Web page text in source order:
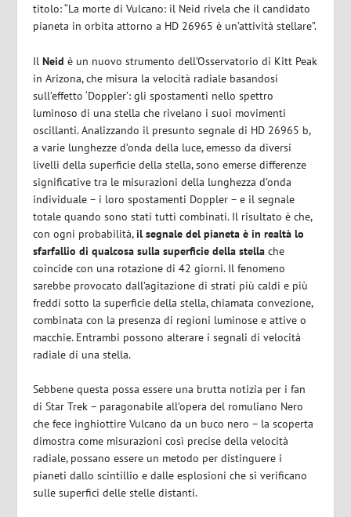
titolo: “La morte di Vulcano: il Neid rivela che il candidato
pianeta in orbita attorno a HD 26965 è un’attività stellare”.
IlNeid è un nuovo strumento dell’Osservatorio di Kitt Peak
in Arizona, che misura la velocità radiale basandosi
sull’effetto ‘Doppler’: gli spostamenti nello spettro
luminoso di una stella che rivelano i suoi movimenti
oscillanti. Analizzando il presunto segnale di HD 26965 b,
a varie lunghezze d’onda della luce, emesso da diversi
livelli della superficie della stella, sono emerse differenze
significative tra le misurazioni della lunghezza d’onda
individuale – i loro spostamenti Doppler – e il segnale
totale quando sono stati tutti combinati. Il risultato è che,
con ogni probabilità,il segnale del pianeta è in realtà lo
sfarfallio di qualcosa sulla superficie della stella che
coincide con una rotazione di 42 giorni. Il fenomeno
sarebbe provocato dall’agitazione di strati più caldi e più
freddi sotto la superficie della stella, chiamata convezione,
combinata con la presenza di regioni luminose e attive o
macchie. Entrambi possono alterare i segnali di velocità
radiale di una stella.
Sebbene questa possa essere una brutta notizia per i fan
di Star Trek – paragonabile all’opera del romuliano Nero
che fece inghiottire Vulcano da un buco nero – la scoperta
dimostra come misurazioni così precise della velocità
radiale, possano essere un metodo per distinguere i
pianeti dallo scintillio e dalle esplosioni che si verificano
sulle superfici delle stelle distanti.